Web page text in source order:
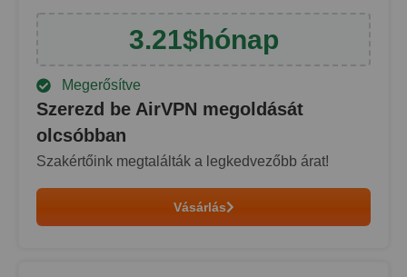
3.21$hónap
Megerősítve
Szerezd be AirVPN megoldását
olcsóbban
Szakértőink megtalálták a legkedvezőbb árat!
Vásárlás